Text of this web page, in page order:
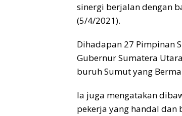
sinergi berjalan dengan
(5/4/2021).
Dihadapan 27 Pimpinan
Gubernur Sumatera
buruh Sumut yang
Ia juga mengatakan
pekerja yang handal dan